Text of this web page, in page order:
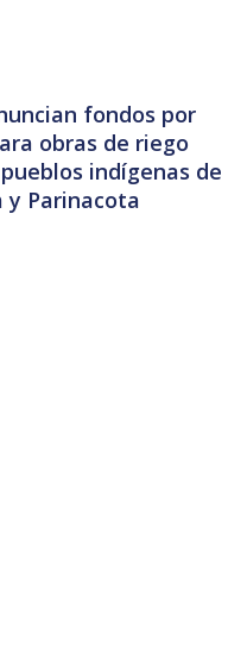
fondos por
obras de riego
indígenas de
y Parinacota